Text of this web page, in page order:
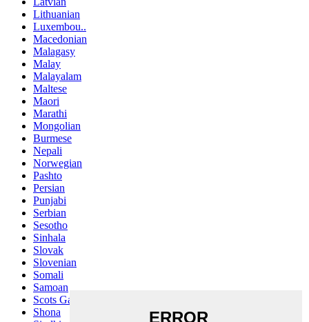
Lithuanian
Luxembou..
Macedonian
Malagasy
Malay
Malayalam
Maltese
Maori
Marathi
Mongolian
Burmese
Nepali
Norwegian
Pashto
Persian
Punjabi
Serbian
Sesotho
Sinhala
Slovak
Slovenian
Somali
Samoan
Scots Gaelic
Shona